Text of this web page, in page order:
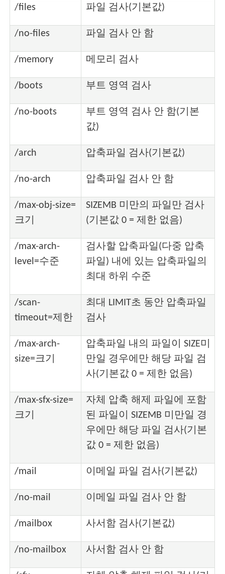
/files 파일 검사(기본값)
/no-files 파일 검사 안 함
/memory 메모리 검사
/boots 부트 영역 검사
/no-boots
부트 영역 검사 안 함(기본
값)
/arch 압축파일 검사(기본값)
/no-arch 압축파일 검사 안 함
/max-obj-size=
크기
SIZEMB 미만의 파일만 검사
(기본값 0 = 제한 없음)
/max-arch-
level=수준
검사할 압축파일(다중 압축
파일) 내에 있는 압축파일의
최대 하위 수준
/scan-
timeout=제한
최대 LIMIT초 동안 압축파일
검사
/max-arch-
size=크기
압축파일 내의 파일이 SIZE미
만일 경우에만 해당 파일 검
사(기본값 0 = 제한 없음)
/max-sfx-size=
크기
자체 압축 해제 파일에 포함
된 파일이 SIZEMB 미만일 경
우에만 해당 파일 검사(기본
값 0 = 제한 없음)
/mail 이메일 파일 검사(기본값)
/no-mail 이메일 파일 검사 안 함
/mailbox 사서함 검사(기본값)
/no-mailbox 사서함 검사 안 함